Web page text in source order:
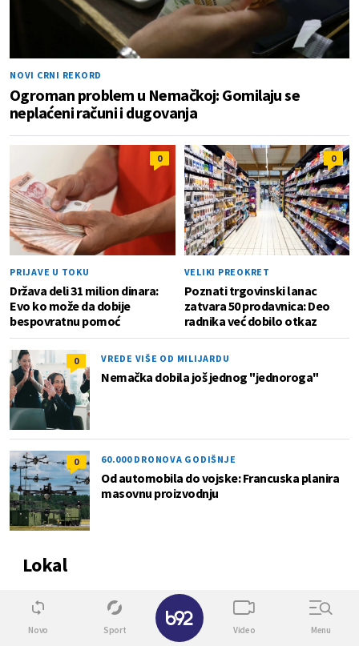
NOVI CRNI REKORD
Ogroman problem u Nemačkoj: Gomilaju se
neplaćeni računi i dugovanja
0
PRIJAVE U TOKU
Država deli 31 milion dinara:
Evo ko može da dobije
bespovratnu pomoć
0
VELIKI PREOKRET
Poznati trgovinski lanac
zatvara 50 prodavnica: Deo
radnika već dobilo otkaz
0 VREDE VIŠE OD MILIJARDU
Nemačka dobila još jednog "jednoroga"
0 60.000 DRONOVA GODIŠNJE
Od automobila do vojske: Francuska planira
masovnu proizvodnju
Lokal
Novo Sport Video Menu
✕